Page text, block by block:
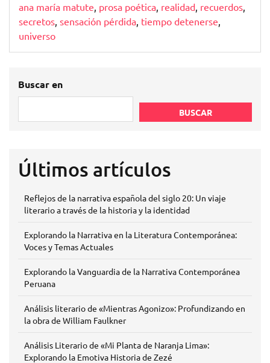
ana maría matute, prosa poética, realidad, recuerdos,
secretos, sensación pérdida, tiempo detenerse,
universo
Buscar en
BUSCAR
Últimos artículos
Reflejos de la narrativa española del siglo 20: Un viaje
literario a través de la historia y la identidad
Explorando la Narrativa en la Literatura Contemporánea:
Voces y Temas Actuales
Explorando la Vanguardia de la Narrativa Contemporánea
Peruana
Análisis literario de «Mientras Agonizo»: Profundizando en
la obra de William Faulkner
Análisis Literario de «Mi Planta de Naranja Lima»:
Explorando la Emotiva Historia de Zezé